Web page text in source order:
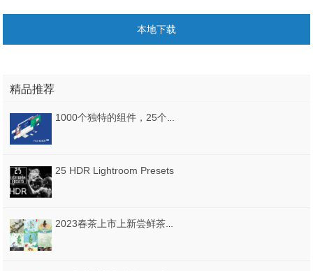
本地下载
精品推荐
25 HDR Lightroom Presets